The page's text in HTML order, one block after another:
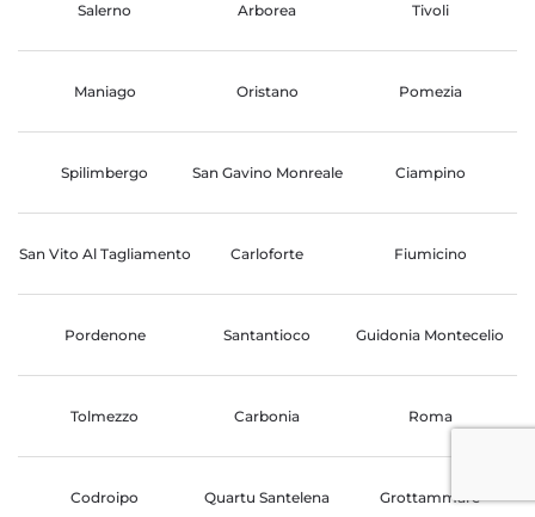
Salerno Arborea Tivoli
Maniago Oristano Pomezia
Spilimbergo San Gavino Monreale Ciampino
San Vito Al Tagliamento Carloforte Fiumicino
Pordenone Santantioco Guidonia Montecelio
Tolmezzo Carbonia Roma
Codroipo Quartu Santelena Grottammare